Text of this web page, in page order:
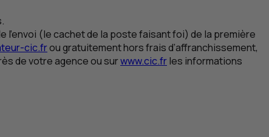
l’envoi (le cachet de la poste faisant foi) de la première
cic.frou gratuitement hors frais d’affranchissement,
de votre agence ou surwww.cic.frles informations